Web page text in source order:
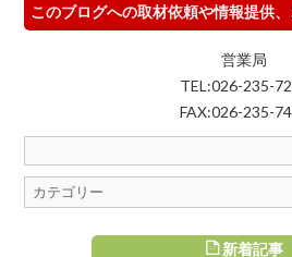
このブログへの取材依頼や情報提供
営業局
TEL:026-235-
FAX:026-235-
新着記事